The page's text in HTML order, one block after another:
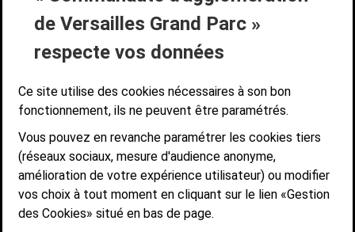
de Versailles Grand Parc »
respecte vos données
Ce site utilise des cookies nécessaires à son bon
fonctionnement, ils ne peuvent être paramétrés.
Vous pouvez en revanche paramétrer les cookies tiers
(réseaux sociaux, mesure d'audience anonyme,
amélioration de votre expérience utilisateur) ou modifier
vos choix à tout moment en cliquant sur le lien «Gestion
des Cookies» situé en bas de page.
ACCESSIBILITÉ NUMÉRIQUE
GESTION DES COOKIES
Suivez-nous
Communauté d'agglomération de Versailles
Grand Parc
6, AVENUE DE PARIS - CS 10922 - 78009 VERSAILLES CEDEX
STANDARD : 01 39 66 30 00 - OUVERT DU LUNDI AU VENDREDI DE 9H À